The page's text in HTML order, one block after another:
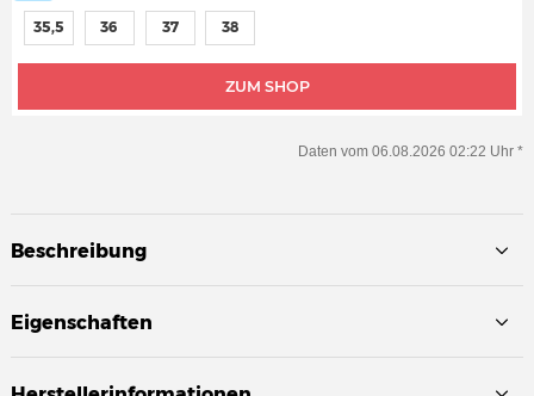
ZUM SHOP
35,5 36 37 38
Daten vom 06.08.2026 02:22 Uhr *
Beschreibung
Eigenschaften